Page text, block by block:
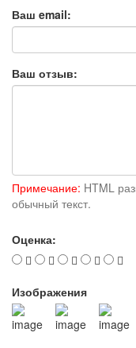
Ваш email:
Ваш отзыв:
Примечание: HTML
обычный текст.
Оценка:
Изображения